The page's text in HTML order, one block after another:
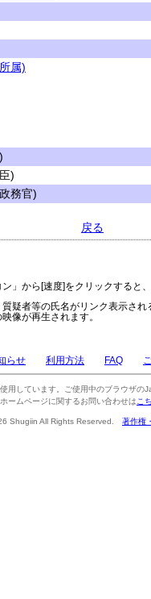
属)
)
務官)
戻る
ン」から[速度]をクリックすると
質疑者等の氏名がリンク表示さ
像が再生されます。
らせ 利用方法 FAQ
用しています。ご使用中のブラウザの
ームページに関するお問い合わせは こ
Shugiin All Rights Reserved. 著作権